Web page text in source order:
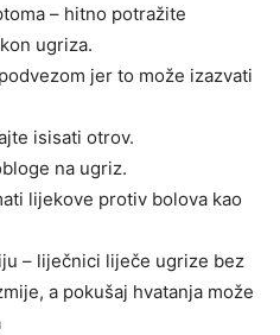
– hitno potražite
ugriza.
jer to može izazvati
isisati otrov.
na ugriz.
lijekove protiv bolova kao
– liječnici liječe ugrize bez
a pokušaj hvatanja može